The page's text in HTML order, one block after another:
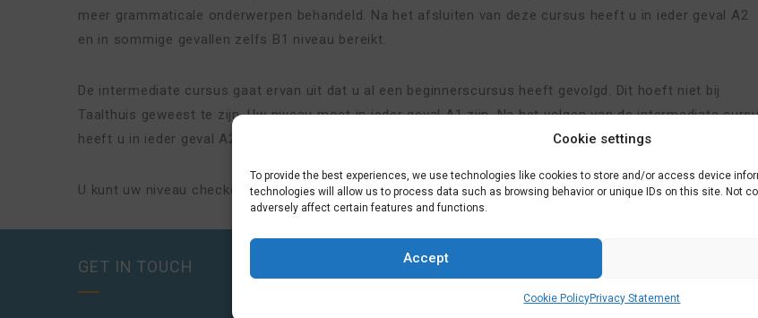
Cookie settings
To provide the best experiences, we use technologies like cookies to store and/or access device
technologies will allow us to process data such as browsing behavior or unique IDs on this site. Not
adversely affect certain features and functions.
Accept
Cookie PolicyPrivacy Statement
meer grammaticale onderwerpen behandeld. Na het afsluiten van deze cursus heeft u in ieder geval A2
en in sommige gevallen zelfs B1 niveau bereikt.
De intermediate cursus gaat ervan uit dat u al een beginnerscursus heeft gevolgd. Dit hoeft niet bij
Taalthuis geweest te zijn. Uw niveau moet in ieder geval A1 zijn. Na het volgen van de intermediate
heeft u in ieder geval A2 en in sommige gevallen ook B1 bereikt.
U kunt uw niveau checken in het bijgevoegde pdf document of door één van de testen te maken.
GET IN TOUCH
Do you want to learn Dutch through
exercises? Join 3,000+ learners and
two weeks.